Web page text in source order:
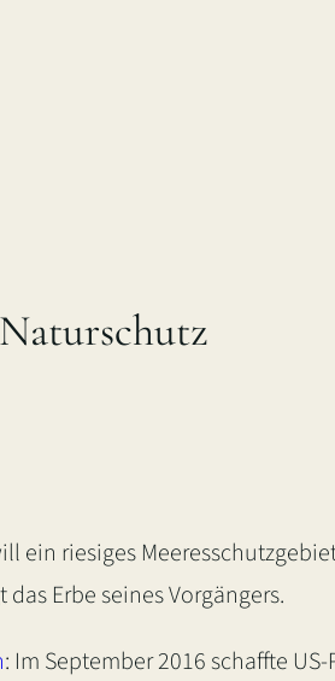
ein riesiges
Erbe seines Vorgängers.
: Im September 2016 schaffte